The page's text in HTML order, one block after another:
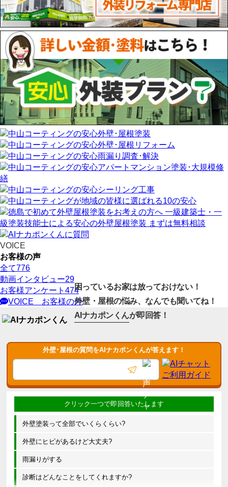
VOICE
お客様の声
全て776
動画インタビュー29
お客様アンケート 474
VOICE
お客様の声
困っているお家は放っておけない！
外壁・屋根の悩み、なんでも聞いてね！
AIナカポンくんが即回答！
外壁･屋根の質問をAIナカポンくんが答えます！
外壁塗装って全部でいくらくらい?
外壁にヒビがあるけど大丈夫?
雨漏りがする
診断はどんなことをしてくれますか?